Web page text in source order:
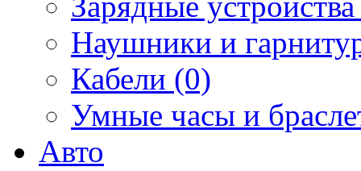
Наушники и
Кабели (0)
Умные часы и
Авто